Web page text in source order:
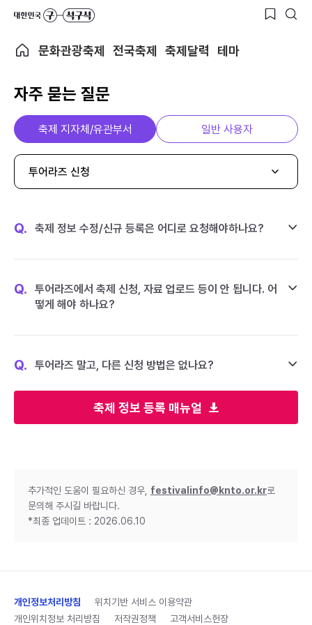
문화관광축제 전국축제 축제달력 테마
자주 묻는 질문
축제 정보 등록 매뉴얼
축제 지자체/유관부서 일반 사용자
투어라즈 신청
Q. 축제 정보 수정/신규 등록은 어디로 요청해야하나요?
Q.
투어라즈에서 축제 신청, 자료 업로드 등이 안 됩니다. 어
떻게 해야 하나요?
Q. 투어라즈 말고, 다른 신청 방법은 없나요?
추가적인 도움이 필요하신 경우, festivalinfo@knto.or.kr로
문의해 주시길 바랍니다.
*최종 업데이트 : 2026.06.10
개인정보처리방침
위치기반 서비스 이용약관
개인위치정보 처리방침
저작권정책 고객서비스헌장